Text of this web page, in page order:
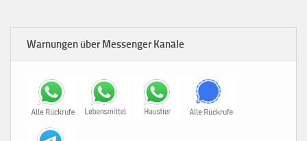
Warnungen über Messenger Kanäle